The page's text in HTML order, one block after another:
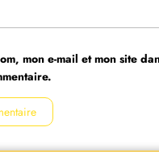
mon e-mail et mon site